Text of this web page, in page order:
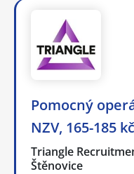
Pomocný
NZV, 165-185
Triangle
Štěnovice